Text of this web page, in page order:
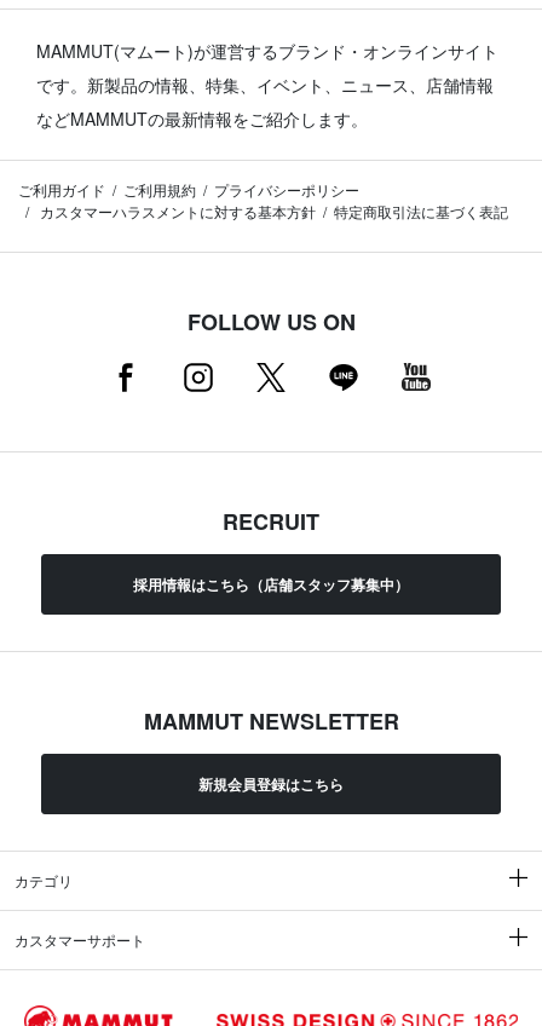
MAMMUT(マムート)が運営するブランド・オンラインサイト
です。 新製品の情報、特集、イベント、ニュース、店舗情報
などMAMMUTの最新情報をご紹介します。
ご利用ガイド ご利用規約
プライバシーポリシー
カスタマーハラスメントに対する基本方針
特定商取引法に基づく表記
FOLLOW US ON
RECRUIT
採用情報はこちら（店舗スタッフ募集中）
MAMMUT NEWSLETTER
新規会員登録はこちら
カテゴリ
カスタマーサポート